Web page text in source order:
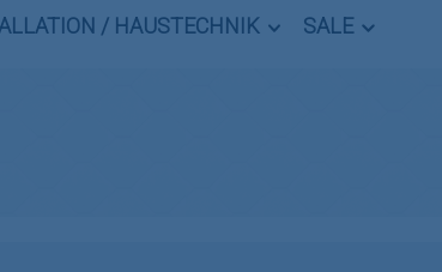
/ HAUSTECHNIK SALE